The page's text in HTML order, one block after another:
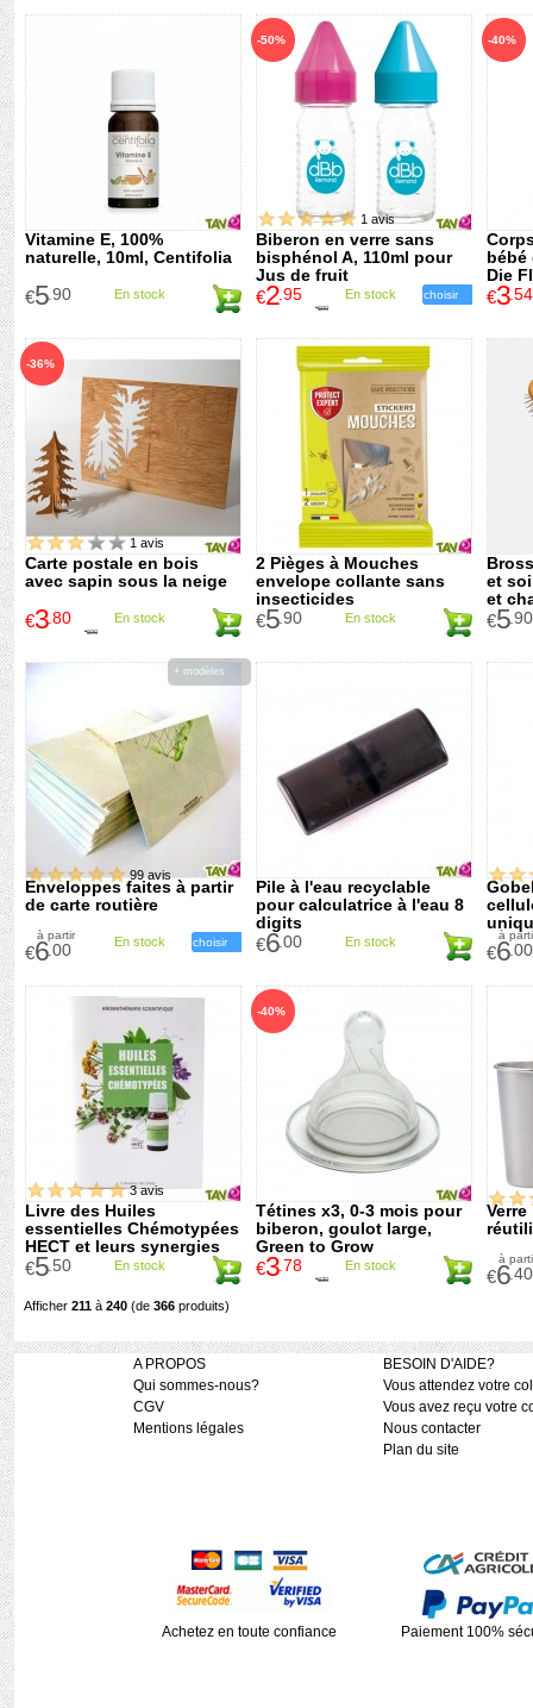
Vitamine E, 100%
naturelle, 10ml, Centifolia
€5.90 En stock
Biberon en verre sans
bisphénol A, 110ml pour
Jus de fruit
-50%
€5.90
€2.95 En stock choisir
1 avis
bébé
Die
-40%
€3.54
Carte postale en bois
avec sapin sous la neige
-36%
€5.90
€3.80 En stock
1 avis
2 Pièges à Mouches
envelope collante sans
insecticides
€5.90 En stock
et
et
€5.90
Enveloppes faites à partir
de carte routière
à partir
€6.00 En stock
+ modèles
choisir
99 avis
Pile à l'eau recyclable
pour calculatrice à l'eau 8
digits
€6.00 En stock à
€6.00
Livre des Huiles
essentielles Chémotypées
HECT et leurs synergies
€5.50 En stock
3 avis
Tétines x3, 0-3 mois pour
biberon, goulot large,
Green to Grow
-40%
€6.30
€3.78 En stock à
€6.40
Afficher 211 à 240 (de 366 produits)
A PROPOS
Qui sommes-nous?
CGV
Mentions légales
BESOIN D'AIDE?
Vous attendez votre
Vous avez reçu votre
Nous contacter
Plan du site
Achetez en toute confiance Paiement 100%